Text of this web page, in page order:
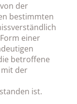
der
bestimmten
einer
betroffene
mit der
ist.